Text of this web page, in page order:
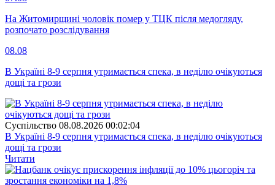
На Житомирщині чоловік помер у ТЦК після медогляду,
розпочато розслідування
08.08
В Україні 8-9 серпня утримається спека, в неділю очікуються
дощі та грози
Суспiльство 08.08.2026 00:02:04
В Україні 8-9 серпня утримається спека, в неділю очікуються
дощі та грози
Читати